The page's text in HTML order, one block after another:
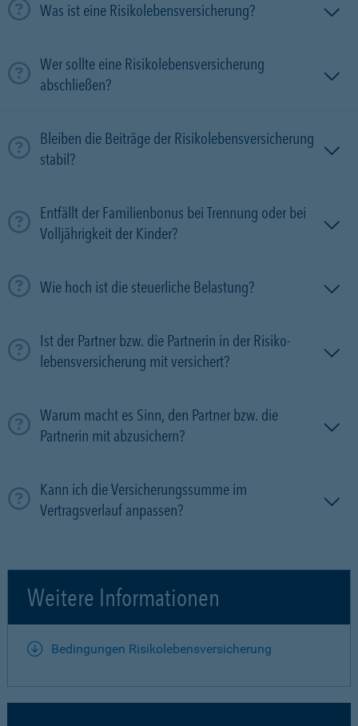
Was ist eine Risikolebensversicherung?
Wer sollte eine Risikolebensversicherung
abschließen?
Bleiben die Beiträge der Risikolebensversicherung
stabil?
Entfällt der Familienbonus bei Trennung oder bei
Volljährigkeit der Kinder?
Wie hoch ist die steuerliche Belastung?
Ist der Partner bzw. die Partnerin in der Risiko­
lebens­versicherung mit versichert?
Warum macht es Sinn, den Partner bzw. die
Partnerin mit ab­zu­sichern?
Kann ich die Versicherungssumme im
Vertragsverlauf anpassen?
Weitere Informationen
Bedingungen Risikolebensversicherung